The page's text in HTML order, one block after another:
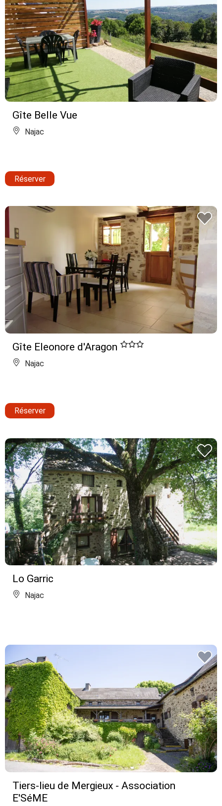
Gîte Belle Vue
Najac
Réserver
Gîte Eleonore d'Aragon
Najac
Réserver
Lo Garric
Najac
Tiers-lieu de Mergieux - Association
E'SéME